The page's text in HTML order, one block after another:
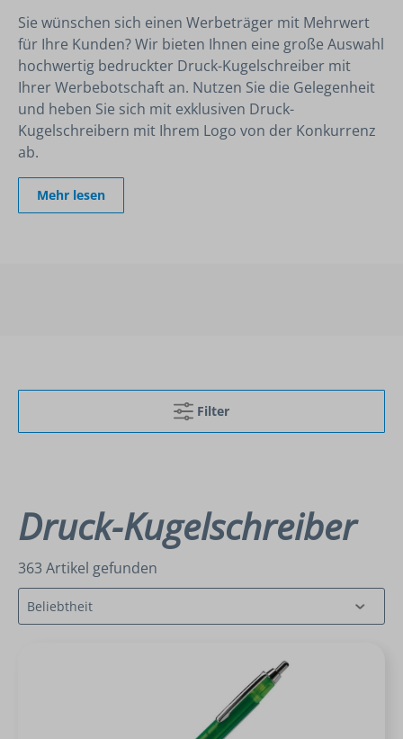
Sie wünschen sich einen Werbeträger mit Mehrwert
für Ihre Kunden? Wir bieten Ihnen eine große Auswahl
hochwertig bedruckter Druck-Kugelschreiber mit
Ihrer Werbebotschaft an. Nutzen Sie die Gelegenheit
und heben Sie sich mit exklusiven Druck-
Kugelschreibern mit Ihrem Logo von der Konkurrenz
ab.
Mehr lesen
Filter
Druck-Kugelschreiber
363 Artikel gefunden